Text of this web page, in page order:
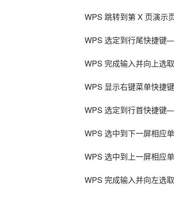
WPS 跳转到第 X 页演示
WPS 选定到行尾快捷键
WPS 完成输入并向上选
WPS 显示右键菜单快捷
WPS 选定到行首快捷键
WPS 选中到下一屏相应
WPS 选中到上一屏相应
WPS 完成输入并向左选